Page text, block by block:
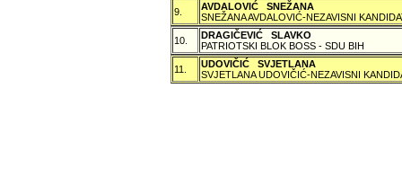
9.
AVDALOVIĆ SNEŽANA
SNEŽANA AVDALOVIĆ-NEZAVISNI
10.
DRAGIČEVIĆ SLAVKO
PATRIOTSKI BLOK BOSS - SDU BIH
11.
UDOVIČIĆ SVJETLANA
SVJETLANA UDOVIČIĆ-NEZAVISNI